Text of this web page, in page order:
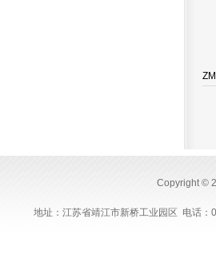
Copyright ©
地址：江苏省靖江市新桥工业园区 电话